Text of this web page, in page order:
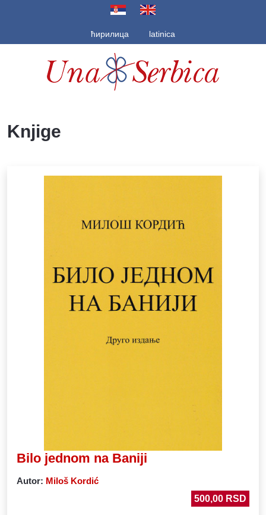
ћирилица latinica
Knjige
Bilo jednom na Baniji
Autor: Miloš Kordić
500,00 RSD